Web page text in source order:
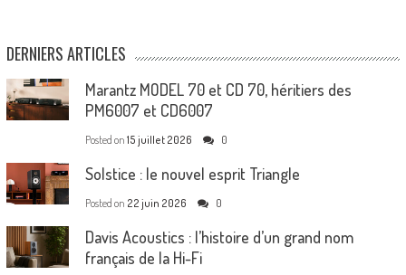
DERNIERS ARTICLES
Marantz MODEL 70 et CD 70, héritiers des
PM6007 et CD6007
Posted on 15 juillet 2026 0
Solstice : le nouvel esprit Triangle
Posted on 22 juin 2026 0
Davis Acoustics : l’histoire d’un grand nom
français de la Hi-Fi